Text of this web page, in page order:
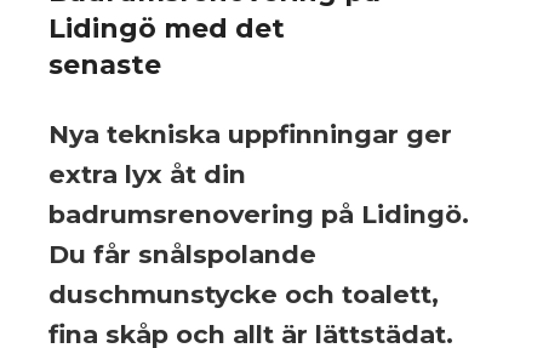
Lidingö med det
senaste
Nya tekniska uppfinningar ger
extra lyx åt din
badrumsrenovering på Lidingö.
Du får snålspolande
duschmunstycke och toalett,
fina skåp och allt är lättstädat.